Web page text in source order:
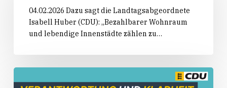
Wahlkreis
04.02.2026 Dazu sagt die Landtagsabgeordnete
Isabell Huber (CDU): „Bezahlbarer Wohnraum
und lebendige Innenstädte zählen zu…
Einladung:
Roland